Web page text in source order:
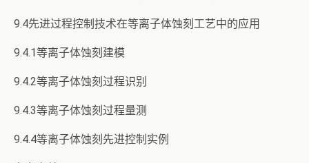
9.4先进过程控制技术在等离子体蚀刻工艺中的应用
9.4.1等离子体蚀刻建模
9.4.2等离子体蚀刻过程识别
9.4.3等离子体蚀刻过程量测
9.4.4等离子体蚀刻先进控制实例